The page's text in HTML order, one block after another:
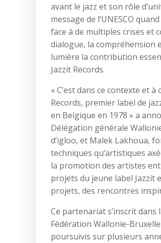
avant le jazz et son rôle
message de l’UNESCO
face à de multiples crises et
dialogue, la compréhension
lumière la contribution
Jazzit Records.
« C’est dans ce contexte et
Records, premier label de
en Belgique en 1978 » a
Délégation générale
d’igloo, et Malek Lakhoua,
techniques qu’artistiques
la promotion des artistes
projets du jeune label Jazzit
projets, des rencontres
Ce partenariat s’inscrit
Fédération Wallonie-
poursuivis sur plusieurs